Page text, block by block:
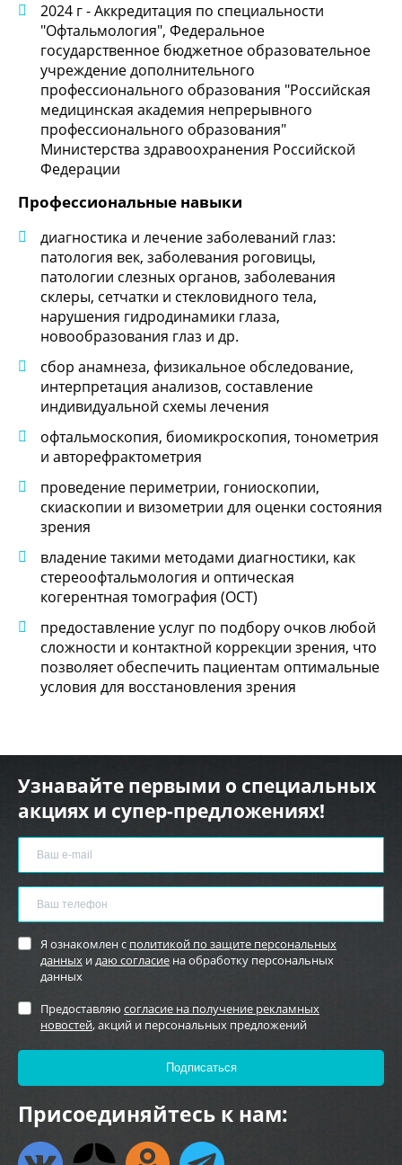
2024 г - Аккредитация по специальности
"Офтальмология", Федеральное
государственное бюджетное образовательное
учреждение дополнительного
профессионального образования "Российская
медицинская академия непрерывного
профессионального образования"
Министерства здравоохранения Российской
Федерации
Профессиональные навыки
диагностика и лечение заболеваний глаз:
патология век, заболевания роговицы,
патологии слезных органов, заболевания
склеры, сетчатки и стекловидного тела,
нарушения гидродинамики глаза,
новообразования глаз и др.
сбор анамнеза, физикальное обследование,
интерпретация анализов, составление
индивидуальной схемы лечения
офтальмоскопия, биомикроскопия, тонометрия
и авторефрактометрия
проведение периметрии, гониоскопии,
скиаскопии и визометрии для оценки состояния
зрения
владение такими методами диагностики, как
стереоофтальмология и оптическая
когерентная томография (ОСТ)
предоставление услуг по подбору очков любой
сложности и контактной коррекции зрения, что
позволяет обеспечить пациентам оптимальные
условия для восстановления зрения
Узнавайте первыми о специальных
акциях и супер-предложениях!
Я ознакомлен с политикой по защите персональных
данных идаю согласие на обработку персональных
данных
Предоставляю согласие на получение рекламных
новостей, акций и персональных предложений
Присоединяйтесь к нам: